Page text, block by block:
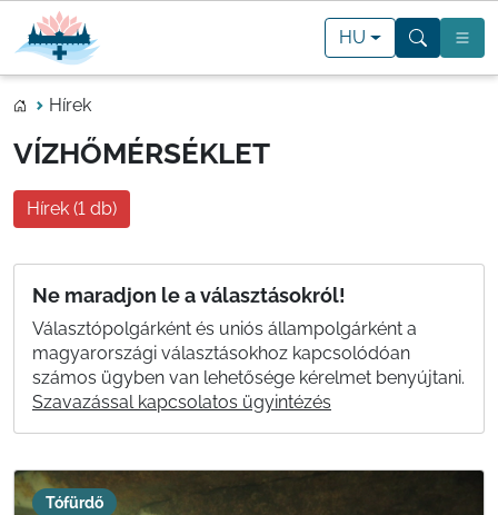
HU
Hírek
VÍZHŐMÉRSÉKLET
Hírek (1 db)
Ne maradjon le a választásokról!
Választópolgárként és uniós állampolgárként a
magyarországi választásokhoz kapcsolódóan
számos ügyben van lehetősége kérelmet benyújtani.
Szavazással kapcsolatos ügyintézés
Tófürdő